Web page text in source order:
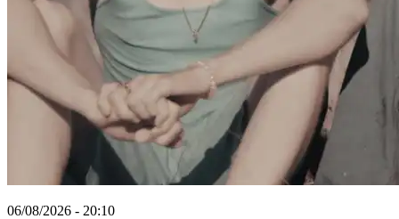
06/08/2026 - 20:10